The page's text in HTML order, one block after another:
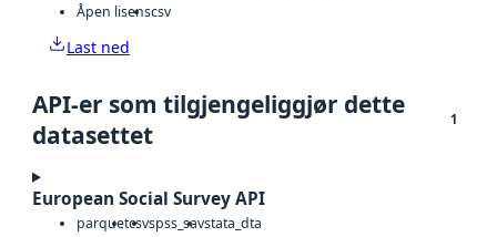
Åpen lisenscsv
Last ned
API-er som tilgjengeliggjør dette
datasettet
1
European Social Survey API
parquetcsvspss_savstata_dta